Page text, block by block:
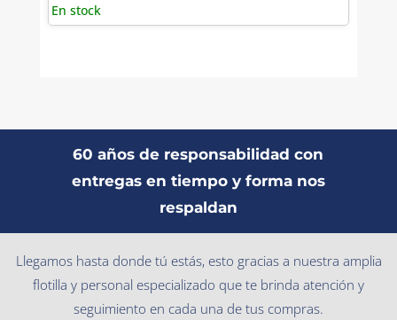
En stock
60 años de responsabilidad con
entregas en tiempo y forma nos
respaldan
Llegamos hasta donde tú estás, esto gracias a nuestra amplia
flotilla y personal especializado que te brinda atención y
seguimiento en cada una de tus compras.